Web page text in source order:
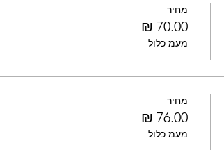
מחיר
מעמ כלול
מחיר
מעמ כלול